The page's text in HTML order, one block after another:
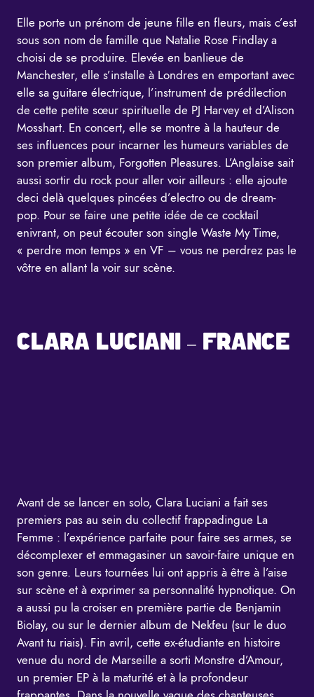
Elle porte un prénom de jeune fille en fleurs, mais c’est
sous son nom de famille que Natalie Rose Findlay a
choisi de se produire. Elevée en banlieue de
Manchester, elle s’installe à Londres en emportant avec
elle sa guitare électrique, l’instrument de prédilection
de cette petite sœur spirituelle de PJ Harvey et d’Alison
Mosshart. En concert, elle se montre à la hauteur de
ses influences pour incarner les humeurs variables de
son premier album, Forgotten Pleasures. L’Anglaise sait
aussi sortir du rock pour aller voir ailleurs : elle ajoute
deci delà quelques pincées d’electro ou de dream-
pop. Pour se faire une petite idée de ce cocktail
enivrant, on peut écouter son single Waste My Time,
« perdre mon temps » en VF – vous ne perdrez pas le
vôtre en allant la voir sur scène.
CLARA LUCIANI – FRANCE
Avant de se lancer en solo, Clara Luciani a fait ses
premiers pas au sein du collectif frappadingue La
Femme : l’expérience parfaite pour faire ses armes, se
décomplexer et emmagasiner un savoir-faire unique en
son genre. Leurs tournées lui ont appris à être à l’aise
sur scène et à exprimer sa personnalité hypnotique. On
a aussi pu la croiser en première partie de Benjamin
Biolay, ou sur le dernier album de Nekfeu (sur le duo
Avant tu riais). Fin avril, cette ex-étudiante en histoire
venue du nord de Marseille a sorti Monstre d’Amour,
un premier EP à la maturité et à la profondeur